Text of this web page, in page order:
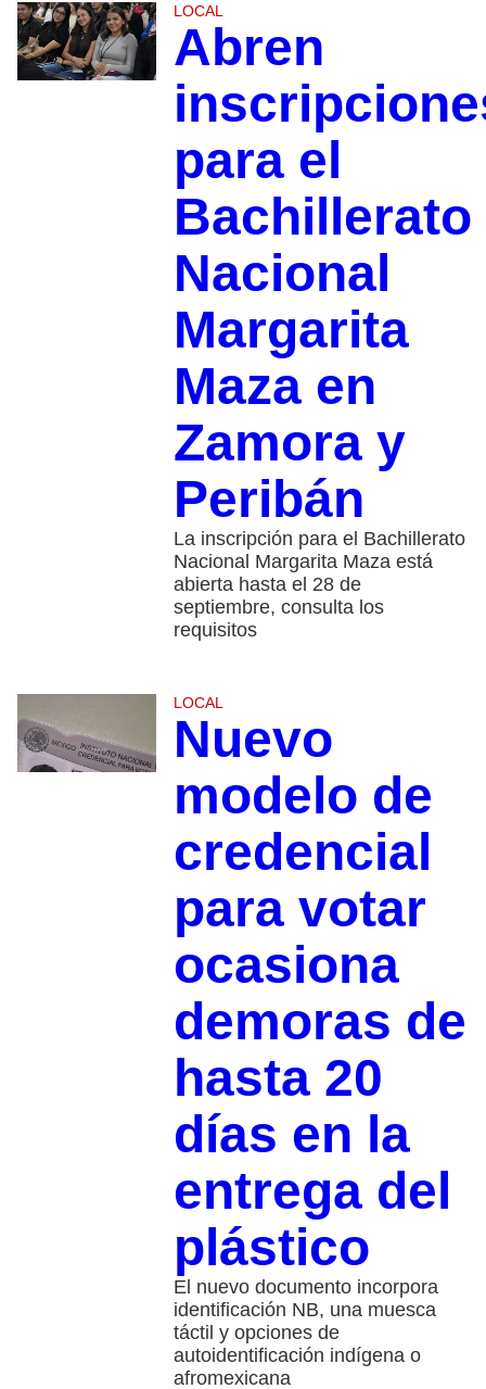
LOCAL
Abren
para el
Bachillerato
Nacional
Margarita
Maza en
Zamora y
Peribán
La inscripción para el Bachillerato
Nacional Margarita Maza está
abierta hasta el 28 de
septiembre, consulta los
requisitos
LOCAL
Nuevo
modelo de
credencial
para votar
ocasiona
demoras de
hasta 20
días en la
entrega del
plástico
El nuevo documento incorpora
identificación NB, una muesca
táctil y opciones de
autoidentificación indígena o
afromexicana